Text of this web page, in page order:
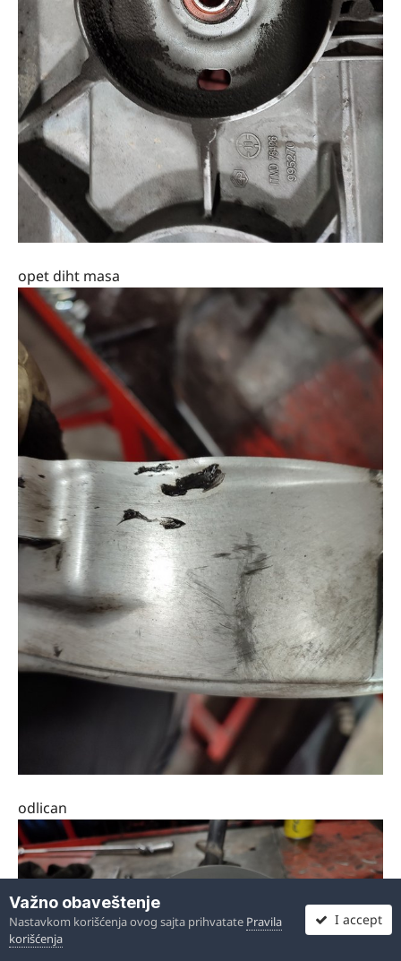
opet diht masa
odlican
Važno obaveštenje
Nastavkom korišćenja ovog sajta prihvatate Pravila
korišćenja
I accept